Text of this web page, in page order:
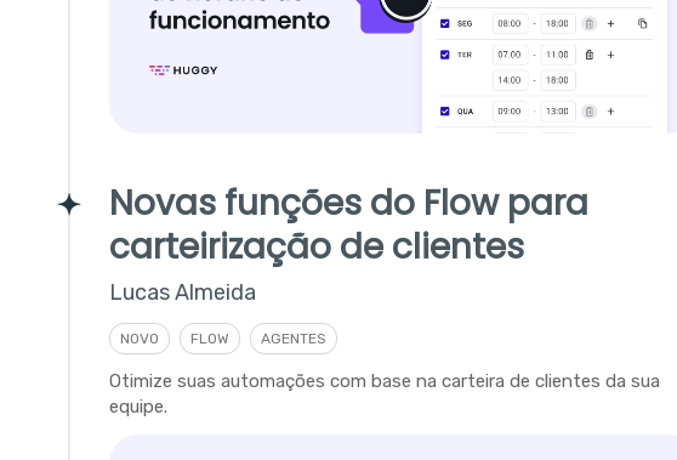
Novas funções do Flow para
carteirização de clientes
Lucas Almeida
NOVO FLOW AGENTES
Otimize suas automações com base na carteira de clientes da sua
equipe.